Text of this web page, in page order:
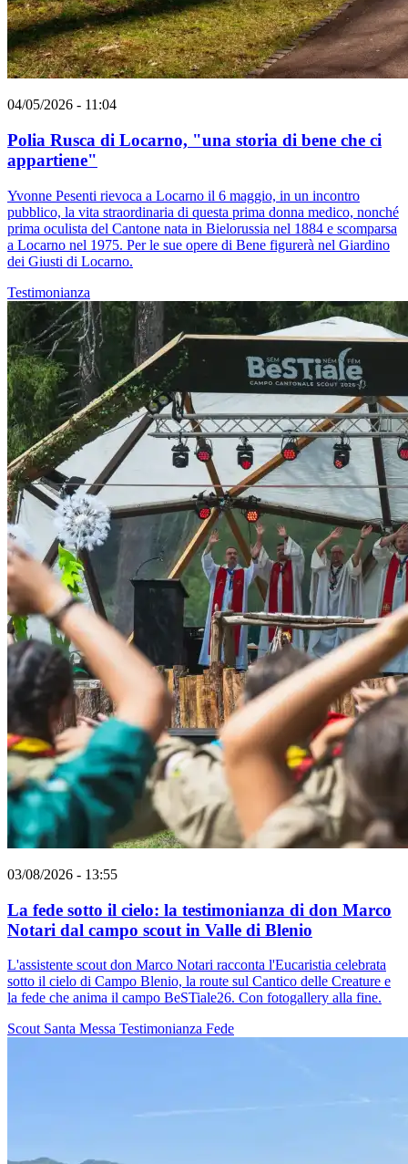
04/05/2026 - 11:04
Polia Rusca di Locarno, "una storia di bene che ci
appartiene"
Yvonne Pesenti rievoca a Locarno il 6 maggio, in un incontro
pubblico, la vita straordinaria di questa prima donna medico, nonché
prima oculista del Cantone nata in Bielorussia nel 1884 e scomparsa
a Locarno nel 1975. Per le sue opere di Bene figurerà nel Giardino
dei Giusti di Locarno.
Testimonianza
03/08/2026 - 13:55
La fede sotto il cielo: la testimonianza di don Marco
Notari dal campo scout in Valle di Blenio
L'assistente scout don Marco Notari racconta l'Eucaristia celebrata
sotto il cielo di Campo Blenio, la route sul Cantico delle Creature e
la fede che anima il campo BeSTiale26. Con fotogallery alla fine.
Scout Santa Messa Testimonianza Fede